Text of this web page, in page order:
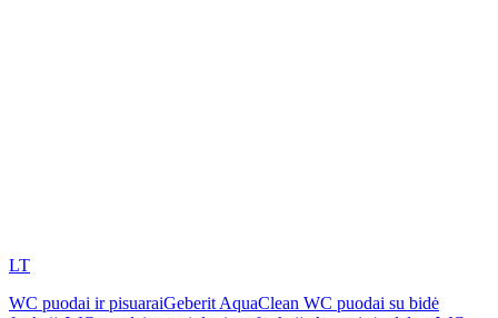
LT
WC puodai ir pisuaraiGeberit AquaClean WC puodai su bidė